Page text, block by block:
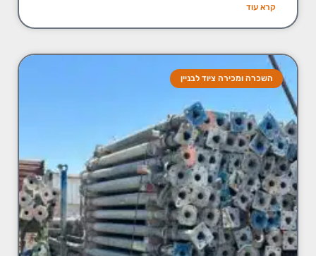
קרא עוד
השכרה ומכירה ציוד לבניין